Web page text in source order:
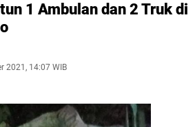
1 Ambulan dan 2 Truk di
2021, 14:07 WIB